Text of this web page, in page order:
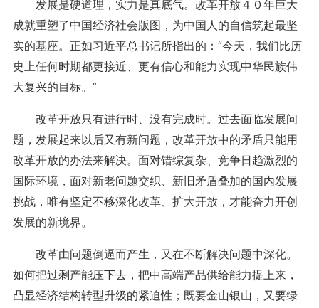
发展是硬道理，实力是真底气。改革开放４０年巨大
成就重塑了中国经济社会版图，为中国人的自信筑起最坚
实的基座。正如习近平总书记所指出的：“今天，我们比历
史上任何时期都更接近、更有信心和能力实现中华民族伟
大复兴的目标。”
改革开放只有进行时、没有完成时。过去面临发展问
题，发展起来以后又有新问题，改革开放中的矛盾只能用
改革开放的办法来解决。面对错综复杂、竞争日趋激烈的
国际环境，面对新老问题交织、新旧矛盾叠加的国内发展
挑战，唯有坚定不移深化改革、扩大开放，才能奋力开创
发展的新境界。
改革由问题倒逼而产生，又在不断解决问题中深化。
如何把过剩产能压下去，把中高端产品供给能力提上来，
凸显经济结构转型升级的紧迫性；既要金山银山，又要绿